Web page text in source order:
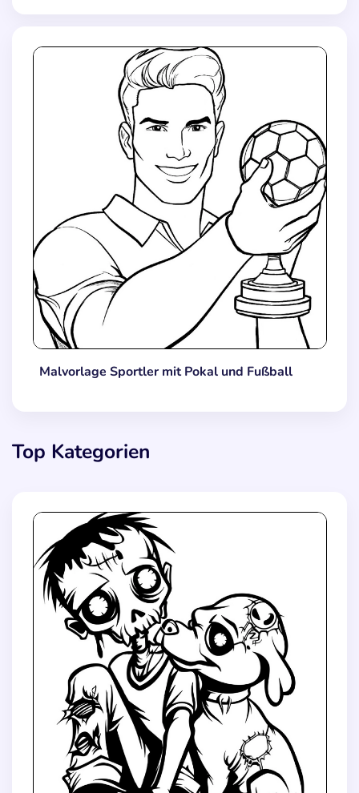
Malvorlage Sportler mit Pokal und Fußball
Top Kategorien